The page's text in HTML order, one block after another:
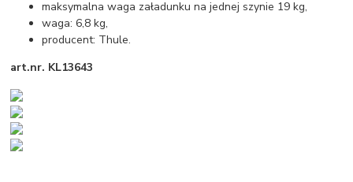
maksymalna waga załadunku na jednej szynie 19 kg,
waga: 6,8 kg,
producent: Thule.
art.nr. KL13643